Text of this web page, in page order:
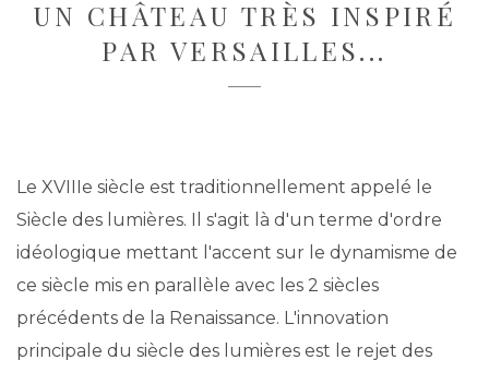
UN CHÂTEAU TRÈS INSPIRÉ
PAR VERSAILLES...
Le XVIIIe siècle est traditionnellement appelé le
Siècle des lumières. Il s'agit là d'un terme d'ordre
idéologique mettant l'accent sur le dynamisme de
ce siècle mis en parallèle avec les 2 siècles
précédents de la Renaissance. L'innovation
principale du siècle des lumières est le rejet des